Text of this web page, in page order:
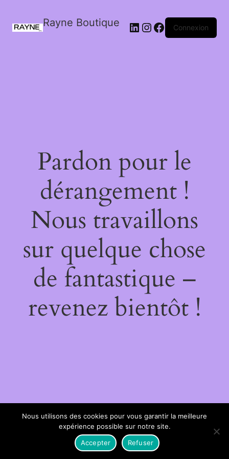
Rayne Boutique Connexion
Pardon pour le
dérangement !
Nous travaillons
sur quelque chose
de fantastique –
revenez bientôt !
Nous utilisons des cookies pour vous garantir la meilleure
expérience possible sur notre site.
Accepter
Refuser